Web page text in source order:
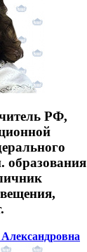
РФ,
образования